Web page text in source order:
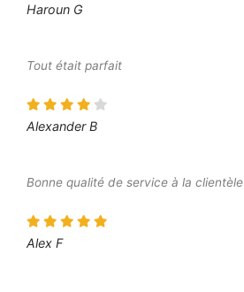
Haroun G
Tout était parfait
Alexander B
Bonne qualité de service à la clientèle
Alex F